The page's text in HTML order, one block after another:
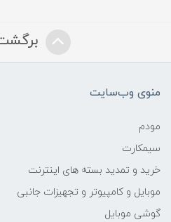
برگشت
منوی وب‌سایت
مودم
سیمکارت
خرید و تمدید بسته های اینترنت
موبایل و کامپیوتر و تجهیزات جانبی
گوشی موبایل